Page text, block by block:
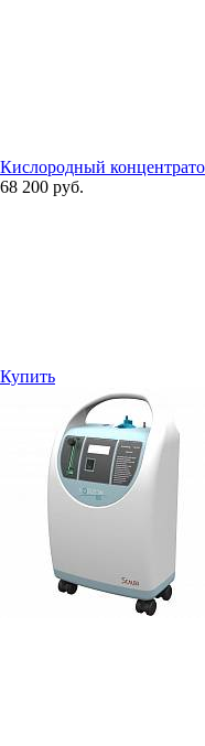
Кислородный
68 200 руб.
Купить